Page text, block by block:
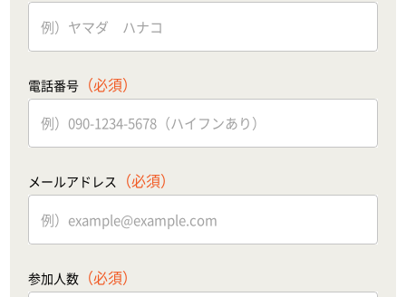
電話番号 （必須）
メールアドレス （必須）
参加人数 （必須）